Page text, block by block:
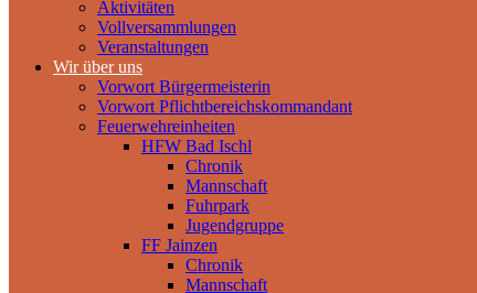
Aktivitäten
Vollversammlungen
Veranstaltungen
Wir über uns
Vorwort Bürgermeisterin
Vorwort Pflichtbereichskommandant
Feuerwehreinheiten
HFW Bad Ischl
Chronik
Mannschaft
Fuhrpark
Jugendgruppe
FF Jainzen
Chronik
Mannschaft